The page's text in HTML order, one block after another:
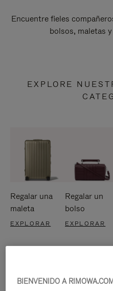
Encuentre fieles
bolsos, maletas
EXPLORE
Regalar una
maleta
EXPLORAR
Regalar un
bolso
EXPLORAR
BIENVENIDO A